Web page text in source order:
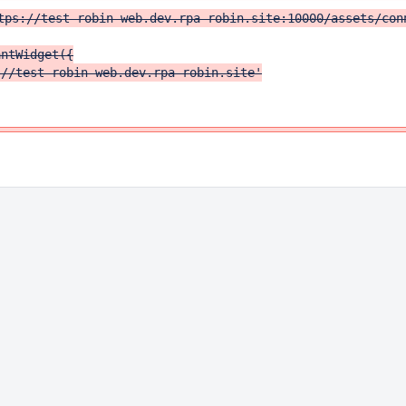
test-robin-web.dev.rpa-robin.site:10000/assets/
test-robin-web.dev.rpa-robin.site'